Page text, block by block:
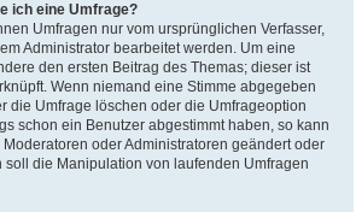
ich eine Umfrage?
Umfragen nur vom ursprünglichen Verfasser,
Administrator bearbeitet werden. Um eine
den ersten Beitrag des Themas; dieser ist
Wenn niemand eine Stimme abgegeben
die Umfrage löschen oder die Umfrageoption
schon ein Benutzer abgestimmt haben, so kann
oder Administratoren geändert oder
die Manipulation von laufenden Umfragen